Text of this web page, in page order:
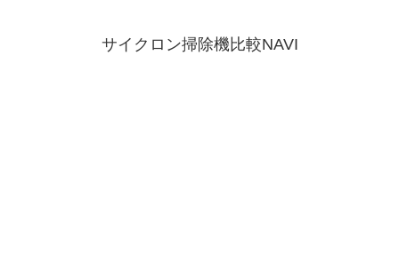
サイクロン掃除機比較NAVI